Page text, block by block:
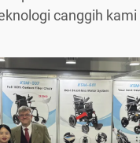
canggih